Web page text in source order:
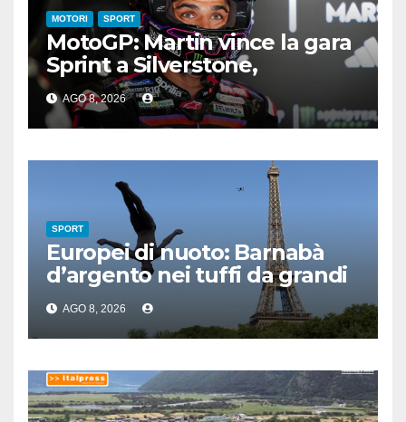
MOTORI SPORT
MotoGP: Martin vince la gara
Sprint a Silverstone,
preceduti Ogura e Bezzecchi
AGO 8, 2026
SPORT
Europei di nuoto: Barnabà
d’argento nei tuffi da grandi
altezze
AGO 8, 2026